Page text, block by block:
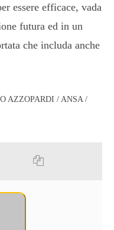
essere efficace, vada
futura ed in un
che includa anche
AZZOPARDI / ANSA /